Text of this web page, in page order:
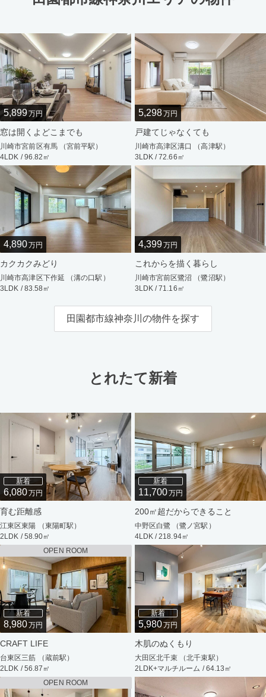
5,899万円
窓は開くよどこまでも
川崎市宮前区有馬 （宮前平駅）
4LDK / 96.82㎡
5,298万円
戸建てじゃなくても
川崎市高津区溝口 （高津駅）
3LDK / 72.66㎡
4,890万円
カクカクみどり
川崎市高津区下作延 （溝の口駅）
3LDK / 83.58㎡
4,399万円
これからを描く暮らし
川崎市宮前区鷺沼 （鷺沼駅）
3LDK / 71.16㎡
田園都市線神奈川の物件を探す
とれたて新着
新着
6,080万円
育む距離感
江東区東陽 （東陽町駅）
2LDK / 58.90㎡
新着
11,700万円
200㎡超だからできること
中野区白鷺 （鷺ノ宮駅）
4LDK / 218.94㎡
OPEN ROOM
新着
8,980万円
CRAFT LIFE
台東区三筋 （蔵前駅）
2LDK / 56.87㎡
新着
5,980万円
木肌のぬくもり
大田区北千束 （北千束駅）
2LDK+マルチルーム / 64.13㎡
OPEN ROOM